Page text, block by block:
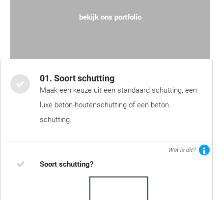
bekijk ons portfolio
01. Soort schutting
Maak een keuze uit een standaard schutting, een
luxe beton-houtenschutting of een beton
schutting.
Wat is dit?
Soort schutting?